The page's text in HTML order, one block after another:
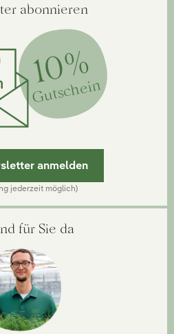
abonnieren
10%
Gutschein
anmelden
jederzeit möglich)
für Sie da